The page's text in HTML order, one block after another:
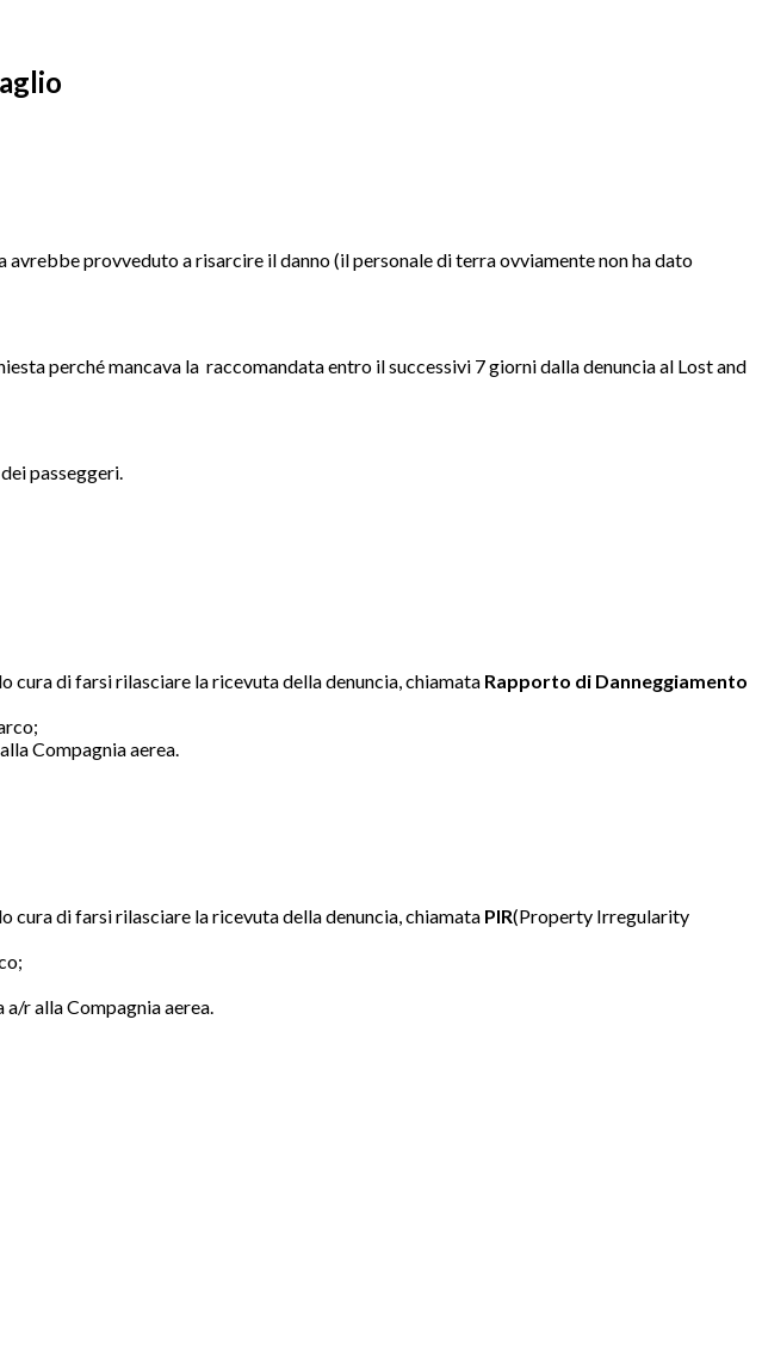
provveduto a risarcire il danno (il personale di terra ovviamente non ha dato
perché mancava la raccomandata entro il successivi 7 giorni dalla denuncia al Lost and
passeggeri.
cura di farsi rilasciare la ricevuta della denuncia, chiamata Rapporto di Danneggiamento
Compagnia aerea.
cura di farsi rilasciare la ricevuta della denuncia, chiamata PIR(Property Irregularity
a/r alla Compagnia aerea.